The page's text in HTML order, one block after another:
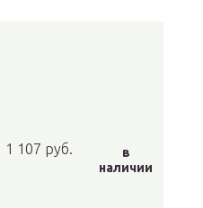
1 107 руб.
в
наличии